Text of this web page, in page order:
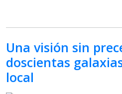
Una visión sin
doscientas
local